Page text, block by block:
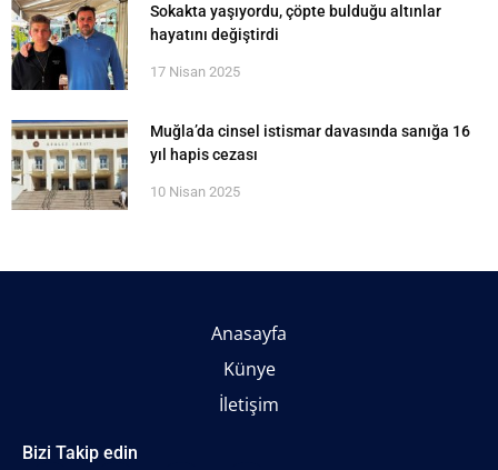
Sokakta yaşıyordu, çöpte bulduğu altınlar
hayatını değiştirdi
17 Nisan 2025
Muğla’da cinsel istismar davasında sanığa 16
yıl hapis cezası
10 Nisan 2025
Anasayfa
Künye
İletişim
Bizi Takip edin